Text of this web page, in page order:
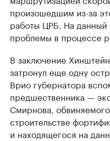
произошедшим из-за
работы ЦРБ. На данный
проблемы в процессе
В заключение
затронул еще одну
Врио губернатора
предшественника —
Смирнова,
строительстве
и находящегося на